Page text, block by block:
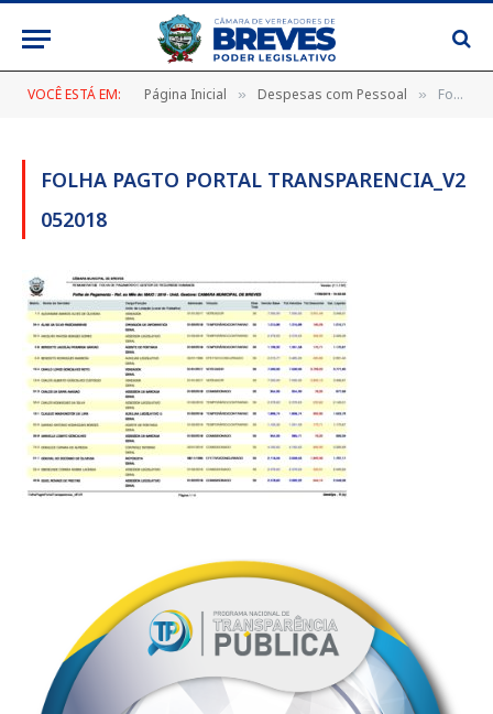
VOCÊ ESTÁ EM: Página Inicial » Despesas com Pessoal » Folha Pagto Portal Transparencia_v2 052018
FOLHA PAGTO PORTAL TRANSPARENCIA_V2
052018